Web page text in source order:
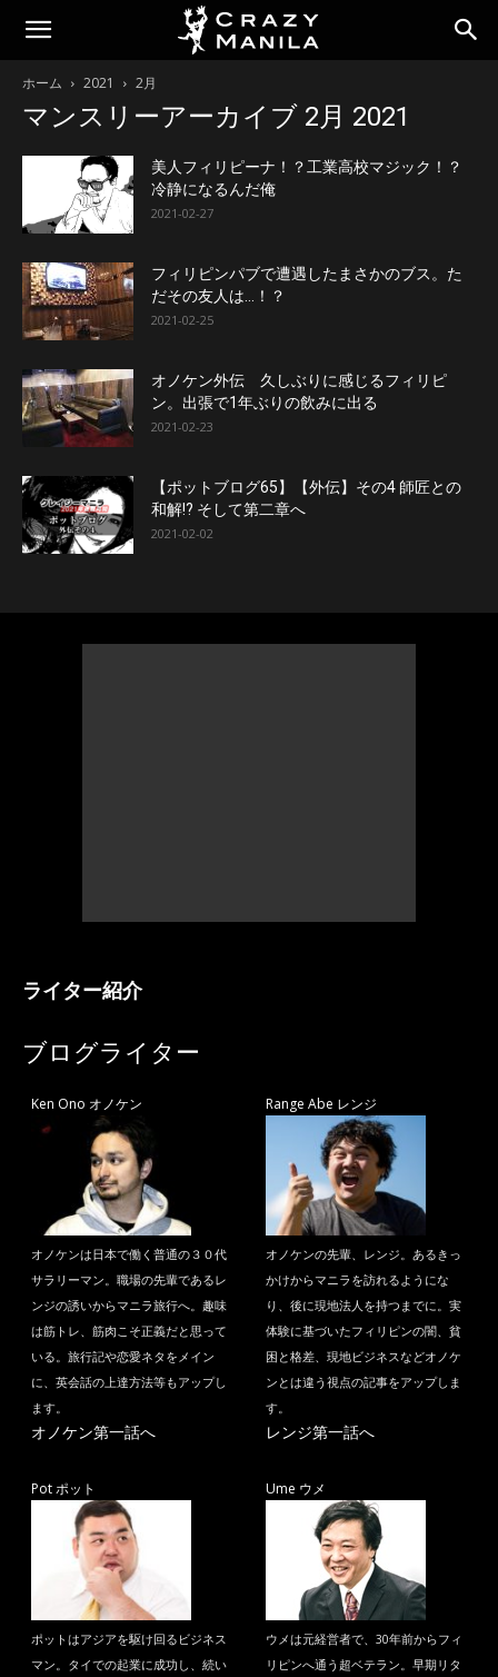
ホーム 2021 2月
マンスリーアーカイブ 2月 2021
美人フィリピーナ！？工業高校マジック！？
冷静になるんだ俺
2021-02-27
フィリピンパブで遭遇したまさかのブス。た
だその友人は…！？
2021-02-25
オノケン外伝 久しぶりに感じるフィリピ
ン。出張で1年ぶりの飲みに出る
2021-02-23
【ポットブログ65】【外伝】その4 師匠との
和解!? そして第二章へ
2021-02-02
ライター紹介
ブログライター
Ken Ono オノケン
オノケンは日本で働く普通の３０代
サラリーマン。職場の先輩であるレ
ンジの誘いからマニラ旅行へ。趣味
は筋トレ、筋肉こそ正義だと思って
いる。旅行記や恋愛ネタをメイン
に、英会話の上達方法等もアップし
ます。
オノケン第一話へ
Range Abe レンジ
オノケンの先輩、レンジ。あるきっ
かけからマニラを訪れるようにな
り、後に現地法人を持つまでに。実
体験に基づいたフィリピンの闇、貧
困と格差、現地ビジネスなどオノケ
ンとは違う視点の記事をアップしま
す。
レンジ第一話へ
Pot ポット
ポットはアジアを駆け回るビジネス
マン。タイでの起業に成功し、続い
Ume ウメ
ウメは元経営者で、30年前からフィ
リピンへ通う超ベテラン。早期リタ